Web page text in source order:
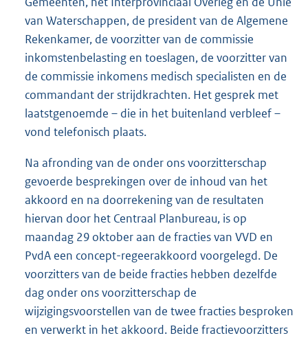
van Waterschappen, de president van de Algemene
Rekenkamer, de voorzitter van de commissie
inkomstenbelasting en toeslagen, de voorzitter van
de commissie inkomens medisch specialisten en de
commandant der strijdkrachten. Het gesprek met
laatstgenoemde – die in het buitenland verbleef –
vond telefonisch plaats.
Na afronding van de onder ons voorzitterschap
gevoerde besprekingen over de inhoud van het
akkoord en na doorrekening van de resultaten
hiervan door het Centraal Planbureau, is op
maandag 29 oktober aan de fracties van VVD en
PvdA een concept-regeerakkoord voorgelegd. De
voorzitters van de beide fracties hebben dezelfde
dag onder ons voorzitterschap de
wijzigingsvoorstellen van de twee fracties besproken
en verwerkt in het akkoord. Beide fractievoorzitters